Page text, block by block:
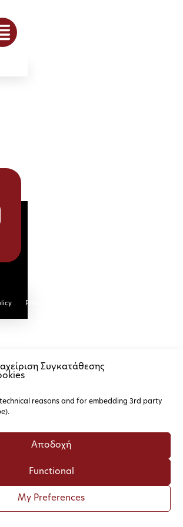
Συγκατάθεσης
reasons and for embedding 3rd party
Αποδοχή
Functional
My Preferences
Privacy Policy